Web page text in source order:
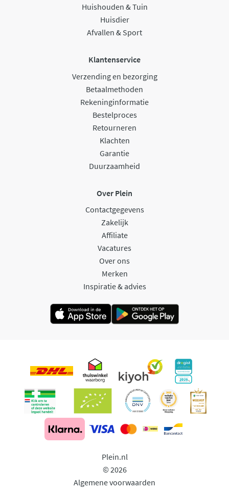
Huishouden & Tuin
Huisdier
Afvallen & Sport
Klantenservice
Verzending en bezorging
Betaalmethoden
Rekeninginformatie
Bestelproces
Retourneren
Klachten
Garantie
Duurzaamheid
Over Plein
Contactgegevens
Zakelijk
Affiliate
Vacatures
Over ons
Merken
Inspiratie & advies
Plein.nl
© 2026
Algemene voorwaarden